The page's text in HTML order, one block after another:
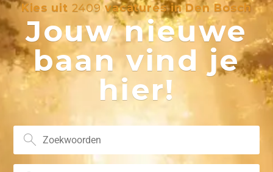
Kies uit 2409vacatures in Den Bosch
Jouw nieuwe
baan vind je
hier!